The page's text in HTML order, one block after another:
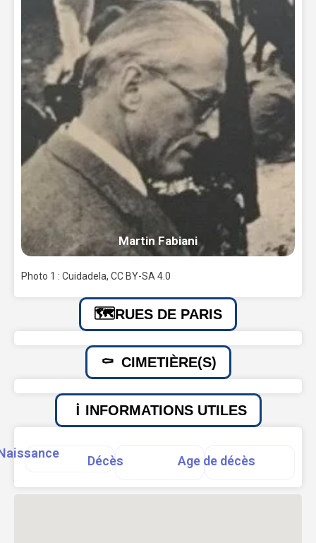
Martin Fabiani
Photo 1 : Cuidadela, CC BY-SA 4.0
RUES DE PARIS
CIMETIÈRE(S)
INFORMATIONS UTILES
Décès Age de décès